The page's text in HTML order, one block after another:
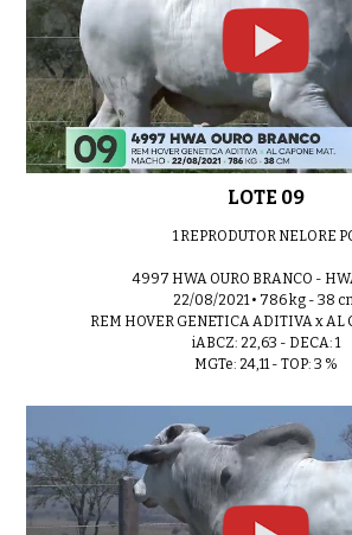
LOTE 09
1 REPRODUTOR NELORE
4997 HWA OURO BRANCO -
22/08/2021 • 786 kg - 38
REM HOVER GENETICA ADITIVA x AL
iABCZ: 22,63 - DECA: 1
MGTe: 24,11 - TOP: 3 %